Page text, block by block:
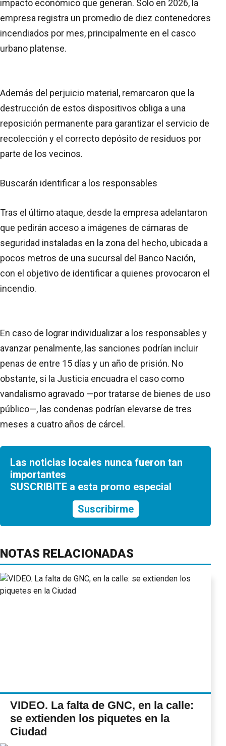
impacto económico que generan. Solo en 2026, la
empresa registra un promedio de diez contenedores
incendiados por mes, principalmente en el casco
urbano platense.
Además del perjuicio material, remarcaron que la
destrucción de estos dispositivos obliga a una
reposición permanente para garantizar el servicio de
recolección y el correcto depósito de residuos por
parte de los vecinos.
Buscarán identificar a los responsables
Tras el último ataque, desde la empresa adelantaron
que pedirán acceso a imágenes de cámaras de
seguridad instaladas en la zona del hecho, ubicada a
pocos metros de una sucursal del Banco Nación,
con el objetivo de identificar a quienes provocaron el
incendio.
En caso de lograr individualizar a los responsables y
avanzar penalmente, las sanciones podrían incluir
penas de entre 15 días y un año de prisión. No
obstante, si la Justicia encuadra el caso como
vandalismo agravado —por tratarse de bienes de uso
público—, las condenas podrían elevarse de tres
meses a cuatro años de cárcel.
Las noticias locales nunca fueron tan
importantes
SUSCRIBITE a esta promo especial
Suscribirme
NOTAS RELACIONADAS
VIDEO. La falta de GNC, en la calle:
se extienden los piquetes en la
Ciudad